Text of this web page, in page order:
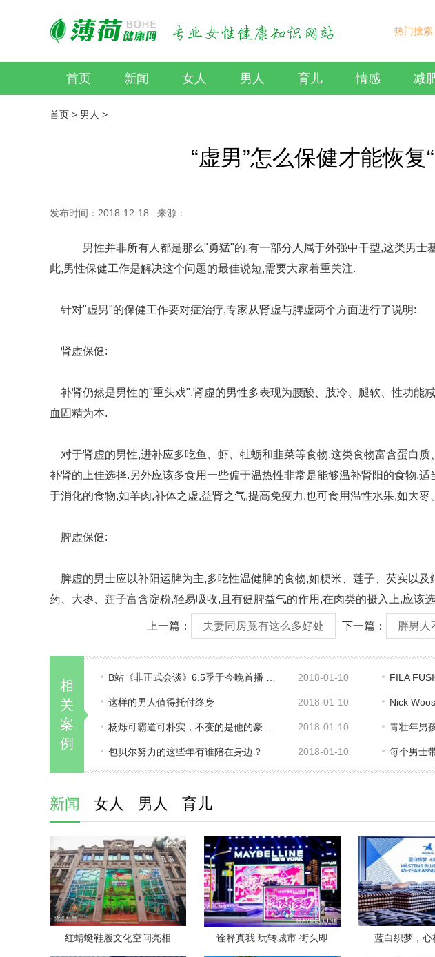
热门搜索
首页 新闻 女人 男人 育儿 情感 减
首页 > 男人 >
“虚男”怎么保健才能恢复
发布时间：2018-12-18 来源：
男性并非所有人都是那么"勇猛"的,有一部分人属于外强中干型,这类男士
此,男性保健工作是解决这个问题的最佳说短,需要大家着重关注.
针对"虚男"的保健工作要对症治疗,专家从肾虚与脾虚两个方面进行了说明:
肾虚保健:
补肾仍然是男性的"重头戏".肾虚的男性多表现为腰酸、肢冷、腿软、性功能
血固精为本.
对于肾虚的男性,进补应多吃鱼、虾、牡蛎和韭菜等食物.这类食物富含蛋白质
补肾的上佳选择.另外应该多食用一些偏于温热性非常是能够温补肾阳的食物,
于消化的食物,如羊肉,补体之虚,益肾之气,提高免疫力.也可食用温性水果,如大
脾虚保健:
脾虚的男士应以补阳运脾为主,多吃性温健脾的食物,如粳米、莲子、芡实以及
药、大枣、莲子富含淀粉,轻易吸收,且有健脾益气的作用,在肉类的摄入上,应该
上一篇： 夫妻同房竟有这么多好处 下一篇： 胖男人
相
关
案
例
2018-01-10
这样的男人值得托付终身 2018-01-10
2018-01-10
包贝尔努力的这些年有谁陪在身边？ 2018-01-10
青壮年男
每个男士
新闻 女人 男人 育儿
红蜻蜓鞋履文化空间亮相 诠释真我 玩转城市 街头即 蓝白织梦，